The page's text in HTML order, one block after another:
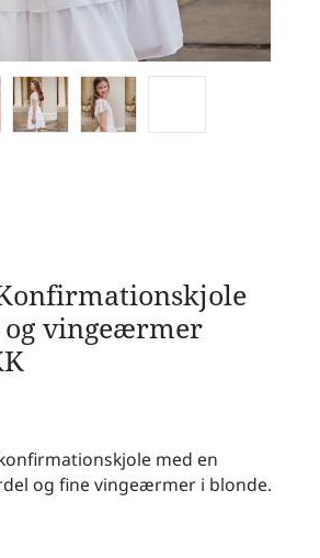
vingeærmer
med en
og fine vingeærmer i blonde.